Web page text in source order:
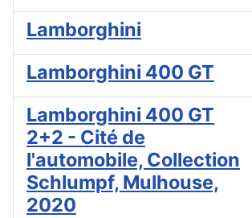
Lamborghini
Lamborghini 400 GT
Lamborghini 400 GT
2+2 - Cité de
l'automobile, Collection
Schlumpf, Mulhouse,
2020